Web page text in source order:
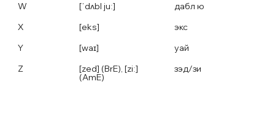
W
[ˈdʌbl juː] дабл ю
X
[eks] экс
Y
[waɪ] уай
Z
[zed] (BrE), [ziː]
(AmE)
зэд/зи